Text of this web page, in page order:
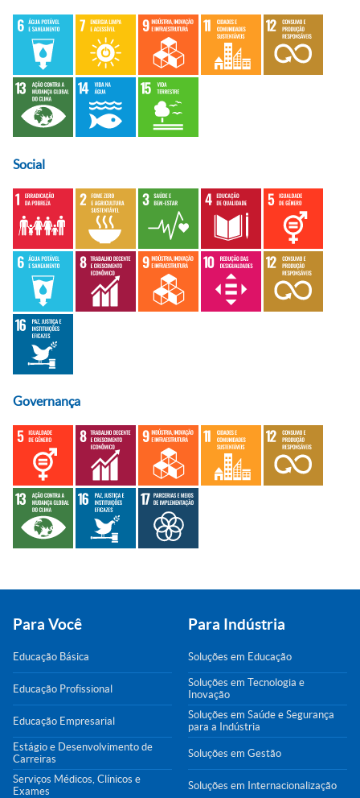
Social
Governança
Para Você
Educação Básica
Educação Profissional
Educação Empresarial
Estágio e Desenvolvimento de
Carreiras
Serviços Médicos, Clínicos e
Exames
Para Indústria
Soluções em Educação
Soluções em Tecnologia e
Inovação
Soluções em Saúde e Segurança
para a Indústria
Soluções em Gestão
Soluções em Internacionalização